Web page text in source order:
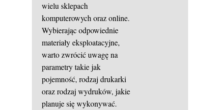
wielu sklepach
komputerowych oraz online.
Wybierając odpowiednie
materiały eksploatacyjne,
warto zwrócić uwagę na
parametry takie jak
pojemność, rodzaj drukarki
oraz rodzaj wydruków, jakie
planuje się wykonywać.